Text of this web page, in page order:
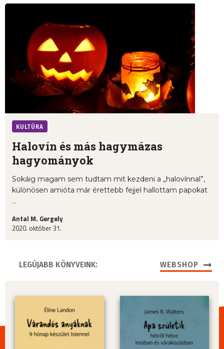
KULTÚRA
Halovín és más hagymázas
hagyományok
Sokáig magam sem tudtam mit kezdeni a „halovínnal”,
különösen amióta már érettebb fejjel hallottam papokat
...
Antal M. Gergely
2020. október 31.
LEGÚJABB KÖNYVEINK: WEBSHOP